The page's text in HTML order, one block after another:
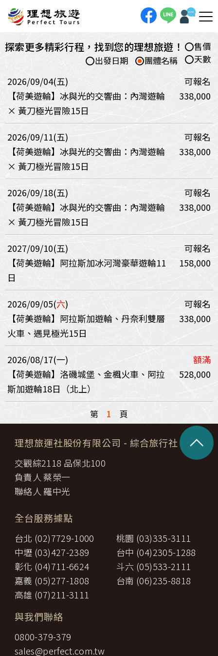
探索更多精彩行程，找到您的理想旅遊！
售價
天數
團體名稱
出發日期
2026/09/04(五)
可報名
【荷美遊輪】冰與光的交響曲：內灣遊輪
× 黃刀極光冒險15日
338,000
2026/09/11(五)
可報名
【荷美遊輪】冰與光的交響曲：內灣遊輪
× 黃刀極光冒險15日
338,000
2026/09/18(五)
可報名
【荷美遊輪】冰與光的交響曲：內灣遊輪
× 黃刀極光冒險15日
338,000
2027/09/10(五)
可報名
【荷美遊輪】阿拉斯加冰河灣豪華遊輪11
日
158,000
2026/09/05(六)
可報名
【荷美遊輪】阿拉斯加遊輪、丹奈利雙層
火車、遇見極光15日
338,000
2026/08/17(一)
額滿
【荷美遊輪】洛磯城堡、金楓火車、阿拉
斯加遊輪18日（北上）
528,000
第 1 頁
理想旅運社股份有限公司 - 綜合旅行社
交觀綜2118 品保北100
負責人 蔡榮一
聯絡人 羅中光
全台服務據點
台北 (02)7729-1000
桃園 (03)335-3111
中壢 (03)427-2389
台中 (04)2305-1288
彰化 (04)711-6624
斗六 (05)533-2111
嘉義 (05)277-1808
台南 (06)235-8818
高雄 (07)211-3111
與我們聯絡
0800-379-379
sales@perfect.com.tw
^